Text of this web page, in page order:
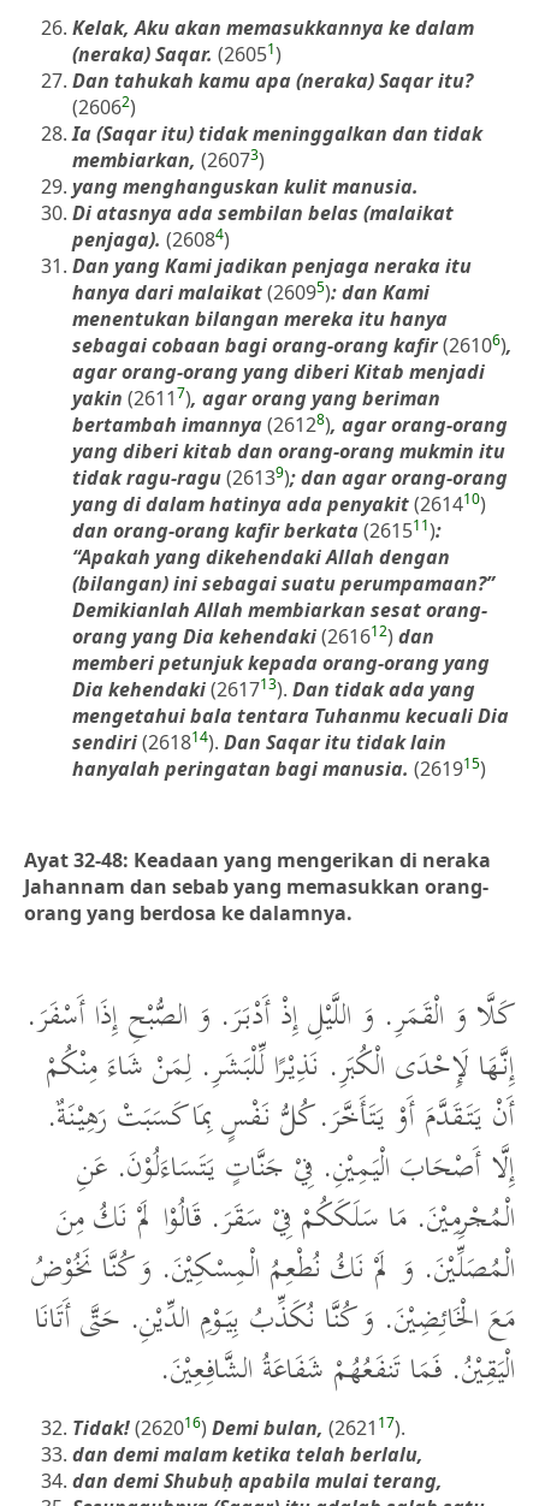
Kelak, Aku akan memasukkannya ke dalam
(neraka) Saqar. (26051)
Dan tahukah kamu apa (neraka) Saqar itu?
(26062)
Ia (Saqar itu) tidak meninggalkan dan tidak
membiarkan, (26073)
yang menghanguskan kulit manusia.
Di atasnya ada sembilan belas (malaikat
penjaga). (26084)
Dan yang Kami jadikan penjaga neraka itu
hanya dari malaikat(26095): dan Kami
menentukan bilangan mereka itu hanya
sebagai cobaan bagi orang-orang kafir(26106),
agar orang-orang yang diberi Kitab menjadi
yakin (26117), agar orang yang beriman
bertambah imannya (26128), agar orang-orang
yang diberi kitab dan orang-orang mukmin itu
tidak ragu-ragu(26139); dan agar orang-orang
yang di dalam hatinya ada penyakit(261410)
dan orang-orang kafir berkata (261511):
“Apakah yang dikehendaki Allah dengan
(bilangan) ini sebagai suatu perumpamaan?”
Demikianlah Allah membiarkan sesat orang-
orang yang Dia kehendaki(261612)dan
memberi petunjuk kepada orang-orang yang
Dia kehendaki(261713). Dan tidak ada yang
mengetahui bala tentara Tuhanmu kecuali Dia
sendiri(261814). Dan Saqar itu tidak lain
hanyalah peringatan bagi manusia. (261915)
Ayat 32-48: Keadaan yang mengerikan di neraka
Jahannam dan sebab yang memasukkan orang-
orang yang berdosa ke dalamnya.
كَلَّا وَ الْقَمَرِ. وَ اللَّيْلِ إِذْ أَدْبَرَ. وَ الصُّبْحِ إِذَا أَسْفَرَ.
إِنَّهَا لَإِحْدَى الْكُبَرِ. نَذِيْرًا لِّلْبَشَرِ. لِمَنْ شَاءَ مِنْكُمْ
أَنْ يَتَقَدَّمَ أَوْ يَتَأَخَّرَ. كُلُّ نَفْسٍ بِمَا كَسَبَتْ رَهِيْنَةٌ.
إِلَّا أَصْحَابَ الْيَمِيْنِ. فِيْ جَنَّاتٍ يَتَسَاءَلُوْنَ. عَنِ
الْمُجْرِمِيْنَ. مَا سَلَكَكُمْ فِيْ سَقَرَ. قَالُوْا لَمْ نَكُ مِنَ
الْمُصَلِّيْنَ. وَ لَمْ نَكُ نُطْعِمُ الْمِسْكِيْنَ. وَ كُنَّا نَخُوْضُ
مَعَ الْخَائِضِيْنَ. وَ كُنَّا نُكَذِّبُ بِيَوْمِ الدِّيْنِ. حَتَّى أَتَانَا
الْيَقِيْنُ. فَمَا تَنفَعُهُمْ شَفَاعَةُ الشَّافِعِيْنَ.
Tidak!(262016)Demi bulan, (2621 17).
dan demi malam ketika telah berlalu,
dan demi Shubuḥ apabila mulai terang,